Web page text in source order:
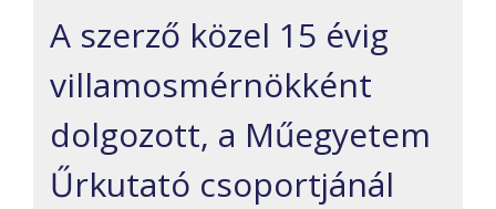
A szerző közel 15 évig
villamosmérnökként
dolgozott, a Műegyetem
Űrkutató csoportjánál